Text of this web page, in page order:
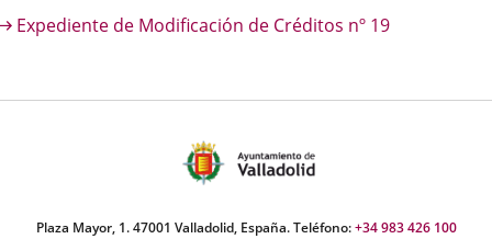
una
externa.
una
externa.
Expediente de Modificación de Créditos nº 19
Plaza Mayor, 1. 47001 Valladolid, España. Teléfono:+34 983 426 100